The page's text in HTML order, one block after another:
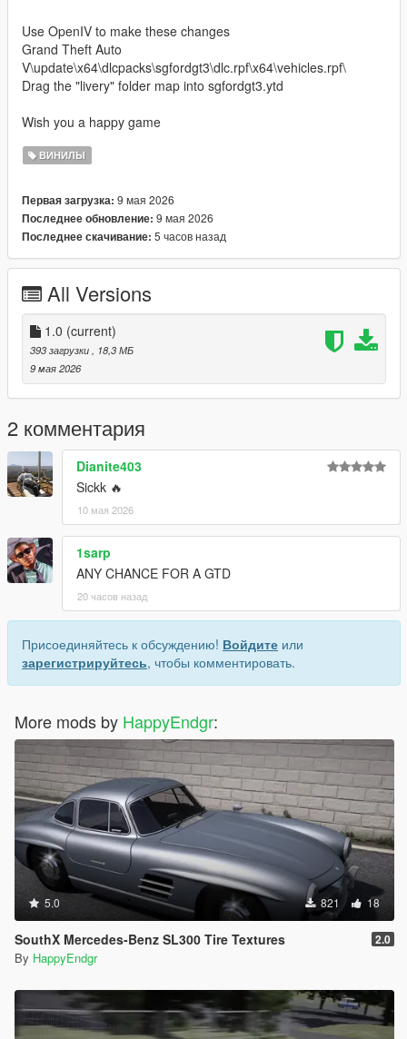
Use OpenIV to make these changes
Grand Theft Auto
V\update\x64\dlcpacks\sgfordgt3\dlc.rpf\x64\vehicles.rpf\
Drag the "livery" folder map into sgfordgt3.ytd
Wish you a happy game
ВИНИЛЫ
Первая загрузка: 9 мая 2026
Последнее обновление: 9 мая 2026
Последнее скачивание: 5 часов назад
All Versions
1.0 (current)
393 загрузки
, 18,3 МБ
9 мая 2026
2 комментария
Dianite403
Sickk 🔥
10 мая 2026
1sarp
ANY CHANCE FOR A GTD
20 часов назад
Присоединяйтесь к обсуждению! Войдите или
зарегистрируйтесь, чтобы комментировать.
More mods by HappyEndgr:
5.0 821 18
SouthX Mercedes-Benz SL300 Tire Textures 2.0
By HappyEndgr